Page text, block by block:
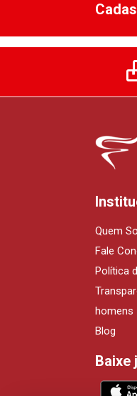
Quem
Fale
Política
homens
Blog
Baixe